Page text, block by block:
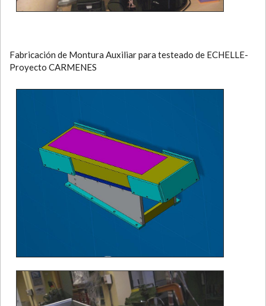
Fabricación de Montura Auxiliar para testeado de ECHELLE-
Proyecto CARMENES